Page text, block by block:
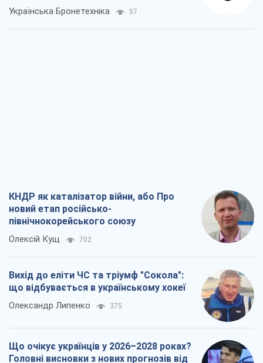
Українська Бронетехніка 57
КНДР як каталізатор війни, або Про
новий етап російсько-
північнокорейського союзу
Олексій Кущ 702
Вихід до еліти ЧС та тріумф "Сокола":
що відбувається в українському хокеї
Олександр Липенко 375
Що очікує українців у 2026–2028 роках?
Головні висновки з нових прогнозів від